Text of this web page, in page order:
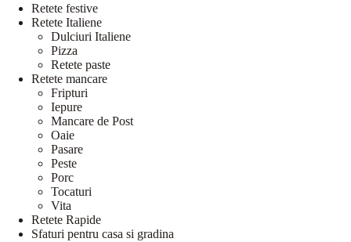
Retete festive
Retete Italiene
Dulciuri Italiene
Pizza
Retete paste
Retete mancare
Fripturi
Iepure
Mancare de Post
Oaie
Pasare
Peste
Porc
Tocaturi
Vita
Retete Rapide
Sfaturi pentru casa si gradina